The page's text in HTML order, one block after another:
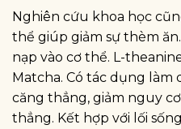
Nghiên cứu khoa học
thể giúp giảm sự thèm
nạp vào cơ thể. L-
Matcha. Có tác dụng làm
căng thẳng, giảm nguy
thẳng. Kết hợp với lối